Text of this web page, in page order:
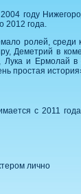
году
2012 года.
ролей,
Деметрий в
и Ермолай в
простая
с 2011
лично